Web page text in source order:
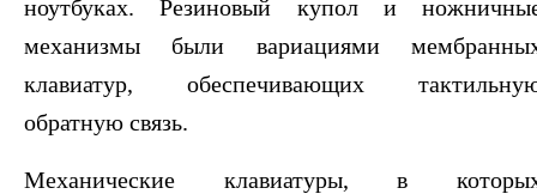
ноутбуках. Резиновый купол и
механизмы были вариациями
клавиатур, обеспечивающих
обратную связь.
Механические клавиатуры, в